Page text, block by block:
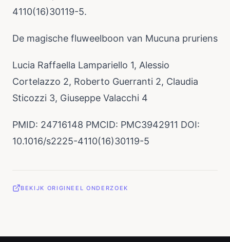
4110(16)30119-5.
De magische fluweelboon van Mucuna pruriens
Lucia Raffaella Lampariello 1, Alessio
Cortelazzo 2, Roberto Guerranti 2, Claudia
Sticozzi 3, Giuseppe Valacchi 4
PMID: 24716148 PMCID: PMC3942911 DOI:
10.1016/s2225-4110(16)30119-5
BEKIJK ORIGINEEL ONDERZOEK